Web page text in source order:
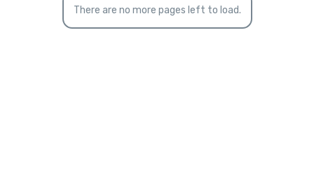
There are no more pages left to load.